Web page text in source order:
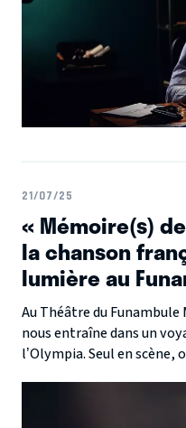
21/07/25
« Mémoire(s)
la chanson
lumière au
Au Théâtre du Funambule Montmartre , Tito CLEMENT
nous entraîne dans un
l’Olympia. Seul en scène,
musicale du 28 boulevard